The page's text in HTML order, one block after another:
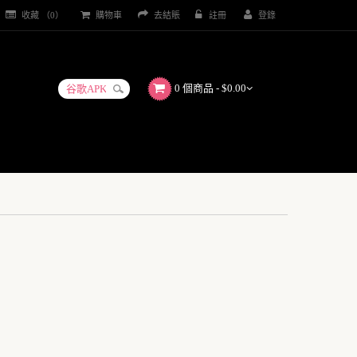
註冊 登錄
收藏 （0） 購物車 去結賬
0 個商品 - $0.00